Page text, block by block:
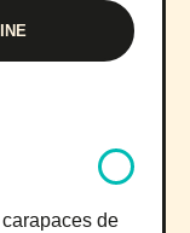
de